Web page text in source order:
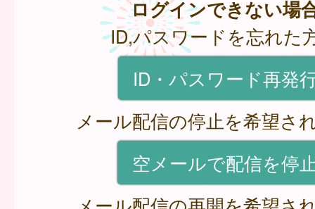
ログインできない場
ID,パスワードを忘れた
ID・パスワード再発
メール配信の停止を希望さ
空メールで配信を停